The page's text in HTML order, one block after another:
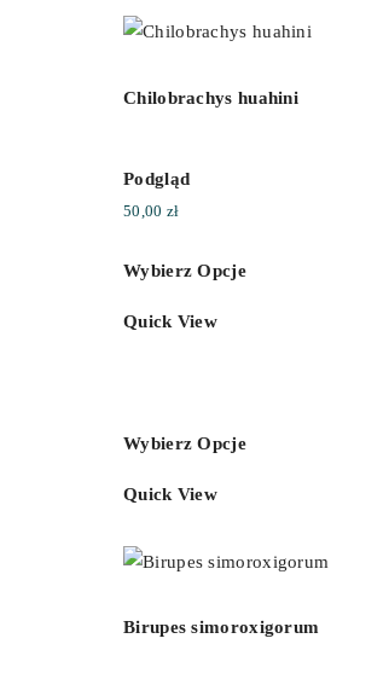
Chilobrachys huahini
Podgląd
50,00 zł
Wybierz Opcje
Quick View
Wybierz Opcje
Quick View
Birupes simoroxigorum